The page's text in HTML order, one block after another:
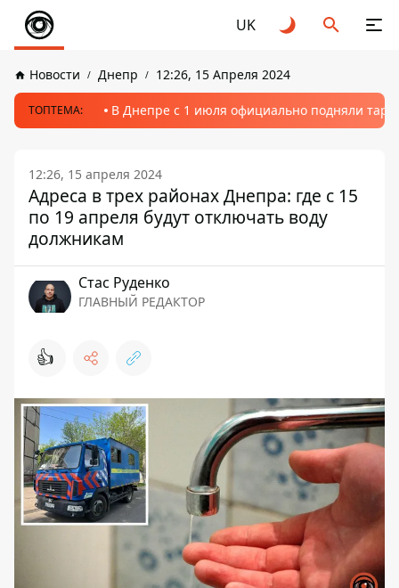
UK
Новости Днепр 12:26, 15 Апреля 2024
ТОПТЕМА: В Днепре с 1 июля официально подняли
12:26, 15 апреля 2024
Адреса в трех районах Днепра: где с 15
по 19 апреля будут отключать воду
должникам
Стаc Руденко
ГЛАВНЫЙ РЕДАКТОР
👍